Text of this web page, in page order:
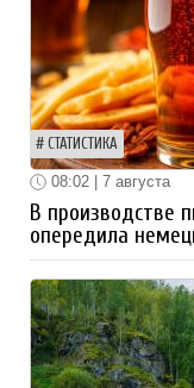
СТАТИСТИКА
08:02 | 7 августа
В производстве
опередила